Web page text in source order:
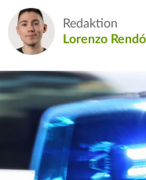
Redaktion
Lorenzo